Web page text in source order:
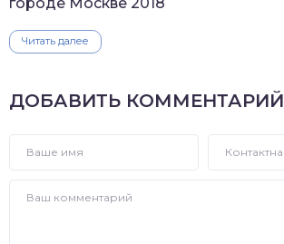
городе Москве 2018
Читать далее
ДОБАВИТЬ КОММЕНТАРИЙ